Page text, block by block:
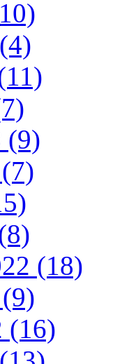
(9)
(18)
(16)